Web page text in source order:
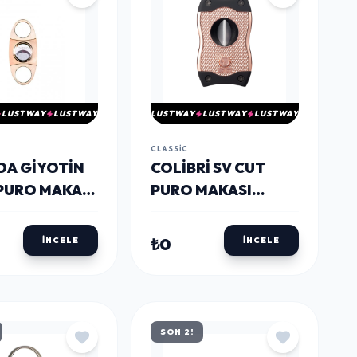
LUSTWAY LUSTWAY
GIYOTIN
MAKASI
İNCELE
LUSTWAY LUSTWAY LUSTWAY
CLASSIC
COLIBRI SV CUT
PURO MAKASI
PARMIDA
₺0 İNCELE
SON 2!